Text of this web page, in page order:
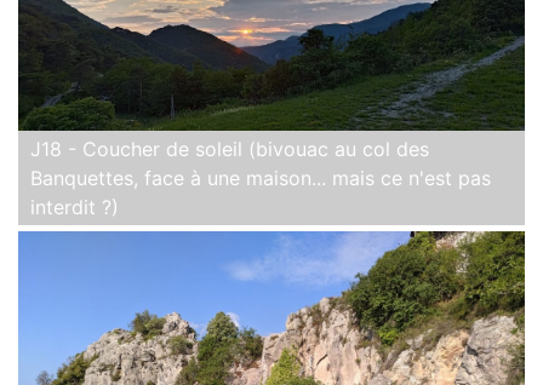
J18 - Coucher de soleil (bivouac au col des
Banquettes, face à une maison... mais ce n'est pas
interdit ?)